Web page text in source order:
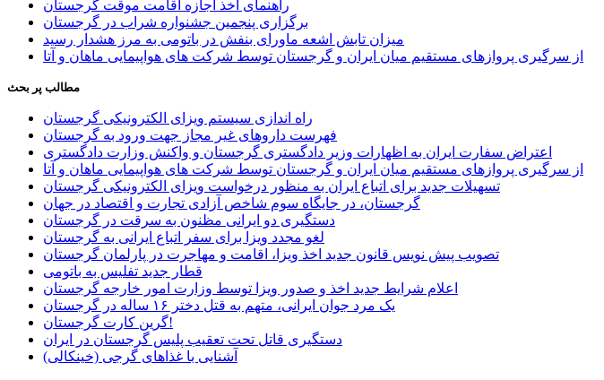
راهنمای اخذ اجازه اقامت موقت گرجستان
برگزاری پنجمین جشنواره شراب در گرجستان
میزان تابش اشعه ماورای بنفش در باتومی به مرز هشدار رسید
از سرگیری پروازهای مستقیم میان ایران و گرجستان توسط شرکت های هواپیمایی ماهان و آتا
مطالب پر بحث
راه اندازی سیستم ویزای الکترونیکی گرجستان
فهرست داروهای غیر مجاز جهت ورود به گرجستان
اعتراض سفارت ایران به اظهارات وزیر دادگستری گرجستان و واکنش وزارت دادگستری
از سرگیری پروازهای مستقیم میان ایران و گرجستان توسط شرکت های هواپیمایی ماهان و آتا
تسهیلات جدید برای اتباع ایران به منظور درخواست ویزای الکترونیکی گرجستان
گرجستان، در جایگاه سوم شاخص آزادی تجارت و اقتصاد در جهان
دستگیری دو ایرانی مظنون به سرقت در گرجستان
لغو مجدد ویزا برای سفر اتباع ایرانی به گرجستان
تصویب پیش نویس قانون جدید اخذ ویزا، اقامت و مهاجرت در پارلمان گرجستان
قطار جدید تفلیس به باتومی
اعلام شرایط جدید اخذ و صدور ویزا توسط وزارت امور خارجه گرجستان
یک مرد جوان ایرانی، متهم به قتل دختر ۱۶ ساله در گرجستان
گرین کارت گرجستان!
دستگیری قاتل تحت تعقیب پلیس گرجستان در ایران
آشنایی با غذاهای گرجی (خینکالی)